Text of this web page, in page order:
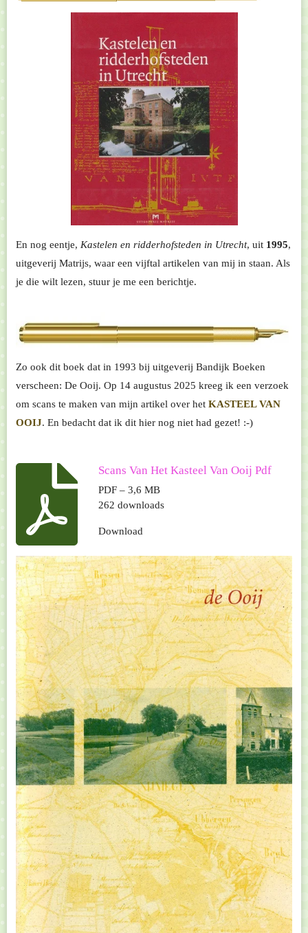
En nog eentje, Kastelen en ridderhofsteden in Utrecht, uit 1995,
uitgeverij Matrijs, waar een vijftal artikelen van mij in staan. Als
je die wilt lezen, stuur je me een berichtje.
Zo ook dit boek dat in 1993 bij uitgeverij Bandijk Boeken
verscheen: De Ooij. Op 14 augustus 2025 kreeg ik een verzoek
om scans te maken van mijn artikel over het KASTEEL VAN
OOIJ. En bedacht dat ik dit hier nog niet had gezet! :-)
Scans Van Het Kasteel Van Ooij Pdf
PDF – 3,6 MB
262 downloads
Download